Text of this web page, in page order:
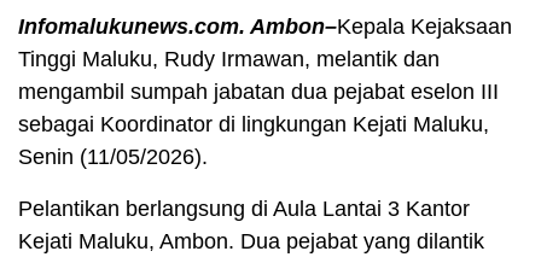
Infomalukunews.com. Ambon–Kepala Kejaksaan
Tinggi Maluku, Rudy Irmawan, melantik dan
mengambil sumpah jabatan dua pejabat eselon III
sebagai Koordinator di lingkungan Kejati Maluku,
Senin (11/05/2026).
Pelantikan berlangsung di Aula Lantai 3 Kantor
Kejati Maluku, Ambon. Dua pejabat yang dilantik